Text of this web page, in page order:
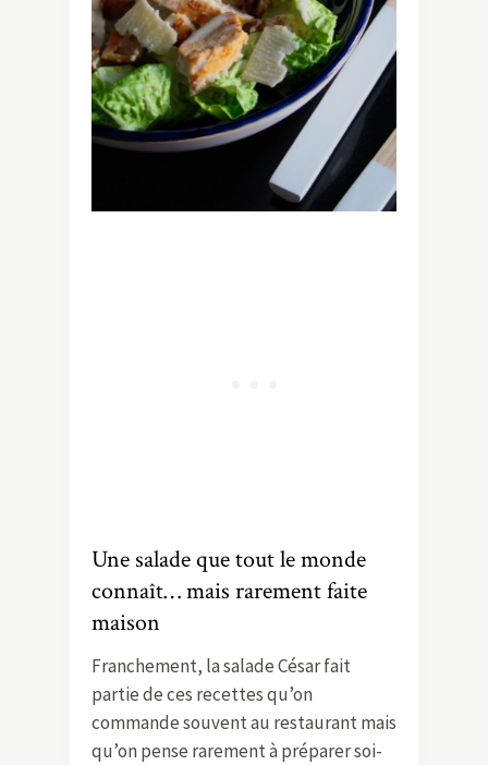
Une salade que tout le monde
connaît… mais rarement faite
maison
Franchement, la salade César fait
partie de ces recettes qu’on
commande souvent au restaurant mais
qu’on pense rarement à préparer soi-